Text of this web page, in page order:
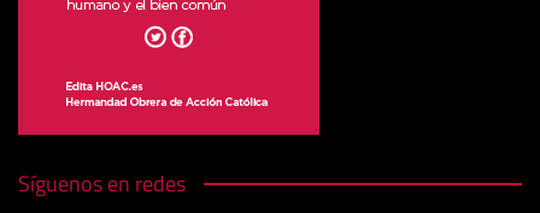
Síguenos en redes